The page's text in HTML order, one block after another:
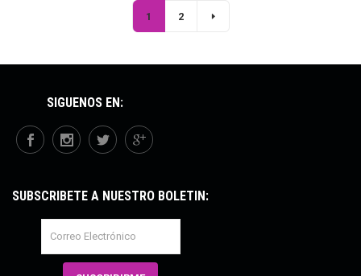
1 2
SÍGUENOS EN:
SUBSCRÍBETE A NUESTRO BOLETÍN: